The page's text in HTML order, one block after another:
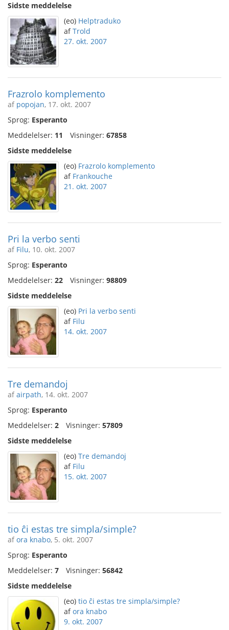
Sidste meddelelse
(eo) Helptraduko
afTrold
27. okt. 2007
Frazrolo komplemento
af popojan, 17. okt. 2007
Sprog: Esperanto
Meddelelser: 11 Visninger: 67858
Sidste meddelelse
(eo) Frazrolo komplemento
af Frankouche
21. okt. 2007
Pri la verbo senti
af Filu, 10. okt. 2007
Sprog: Esperanto
Meddelelser: 22 Visninger: 98809
Sidste meddelelse
(eo) Pri la verbo senti
af Filu
14. okt. 2007
Tre demandoj
afairpath, 14. okt. 2007
Sprog: Esperanto
Meddelelser: 2 Visninger: 57809
Sidste meddelelse
(eo) Tre demandoj
af Filu
15. okt. 2007
tio ĉi estas tre simpla/simple?
afora knabo, 5. okt. 2007
Sprog: Esperanto
Meddelelser: 7 Visninger: 56842
Sidste meddelelse
(eo) tio ĉi estas tre simpla/simple?
afora knabo
9. okt. 2007